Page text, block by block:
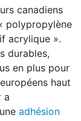
canadiens
polypropylène
acrylique ».
durables,
en plus pour
haut
a
adhésion